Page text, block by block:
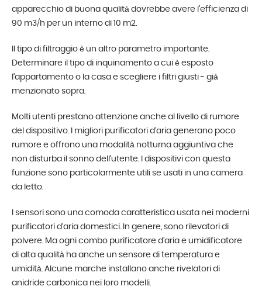
apparecchio di buona qualità dovrebbe avere l’efficienza di
90 m3/h per un interno di 10 m2.
Il tipo di filtraggio è un altro parametro importante.
Determinare il tipo di inquinamento a cui è esposto
l’appartamento o la casa e scegliere i filtri giusti - già
menzionato sopra.
Molti utenti prestano attenzione anche al livello di rumore
del dispositivo. I migliori purificatori d’aria generano poco
rumore e offrono una modalità notturna aggiuntiva che
non disturba il sonno dell’utente. I dispositivi con questa
funzione sono particolarmente utili se usati in una camera
da letto.
I sensori sono una comoda caratteristica usata nei moderni
purificatori d’aria domestici. In genere, sono rilevatori di
polvere. Ma ogni combo purificatore d’aria e umidificatore
di alta qualità ha anche un sensore di temperatura e
umidità. Alcune marche installano anche rivelatori di
anidride carbonica nei loro modelli.